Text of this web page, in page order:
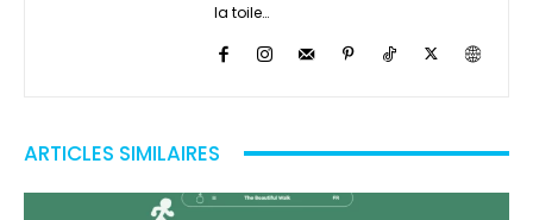
la toile…
ARTICLES SIMILAIRES